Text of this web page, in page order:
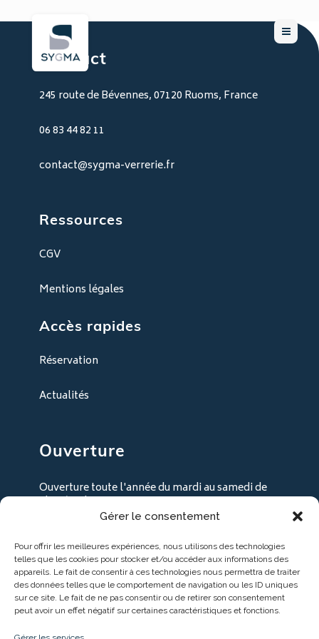
Gérer le consentement
Pour offrir les meilleures expériences, nous utilisons des technologies
telles que les cookies pour stocker et/ou accéder aux informations des
appareils. Le fait de consentir à ces technologies nous permettra de traiter
des données telles que le comportement de navigation ou les ID uniques
sur ce site. Le fait de ne pas consentir ou de retirer son consentement
peut avoir un effet négatif sur certaines caractéristiques et fonctions.
Contact
245 route de Bévennes, 07120 Ruoms, France
06 83 44 82 11
contact@sygma-verrerie.fr
Ressources
CGV
Mentions légales
Accès rapides
Réservation
Actualités
Ouverture
Ouverture toute l'année du mardi au samedi de
9h30 à 18h30